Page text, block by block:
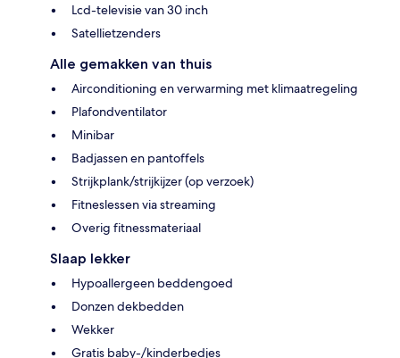
Lcd-televisie van 30 inch
Satellietzenders
Alle gemakken van thuis
Airconditioning en verwarming met klimaatregeling
Plafondventilator
Minibar
Badjassen en pantoffels
Strijkplank/strijkijzer (op verzoek)
Fitneslessen via streaming
Overig fitnessmateriaal
Slaap lekker
Hypoallergeen beddengoed
Donzen dekbedden
Wekker
Gratis baby-/kinderbedjes